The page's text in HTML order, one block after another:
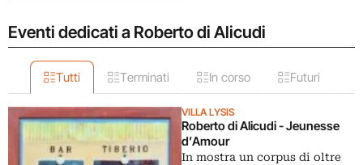
Eventi dedicati a Roberto di Alicudi
Tutti Terminati In corso Futuri
VILLA LYSIS
Roberto di Alicudi - Jeunesse
d’Amour
In mostra un corpus di oltre